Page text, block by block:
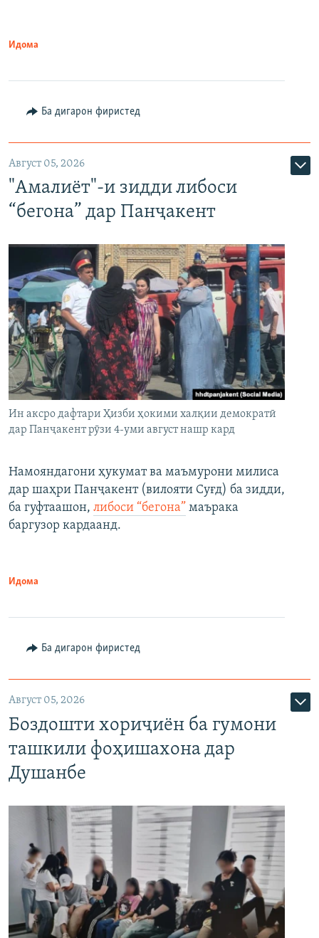
Идома
Ба дигарон фиристед
Август 05, 2026
"Амалиёт"-и зидди либоси
“бегона” дар Панҷакент
Ин аксро дафтари Ҳизби ҳокими халқии демократӣ
дар Панҷакент рӯзи 4-уми август нашр кард
Намояндагони ҳукумат ва маъмурони милиса
дар шаҳри Панҷакент (вилояти Суғд) ба зидди,
ба гуфтаашон, либоси “бегона” маърака
баргузор кардаанд.
Идома
Ба дигарон фиристед
Август 05, 2026
Боздошти хориҷиён ба гумони
ташкили фоҳишахона дар
Душанбе